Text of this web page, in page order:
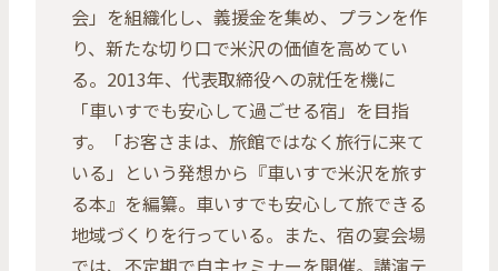
会」を組織化し、義援金を集め、プランを作
り、新たな切り口で米沢の価値を高めてい
る。2013年、代表取締役への就任を機に
「車いすでも安心して過ごせる宿」を目指
す。「お客さまは、旅館ではなく旅行に来て
いる」という発想から『車いすで米沢を旅す
る本』を編纂。車いすでも安心して旅できる
地域づくりを行っている。また、宿の宴会場
では、不定期で自主セミナーを開催。講演テ